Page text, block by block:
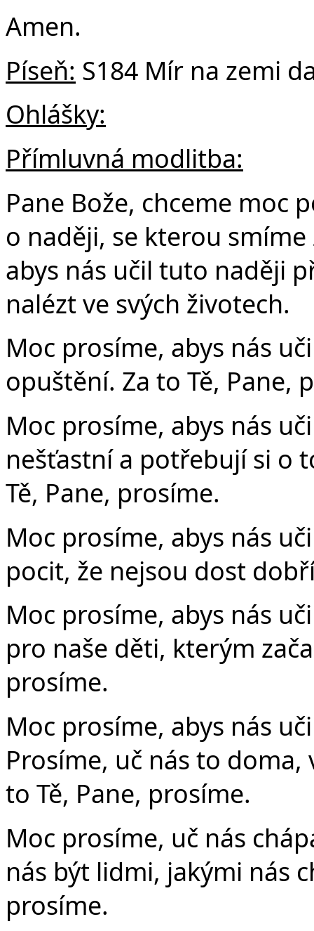
Amen.
Píseň: S184 Mír na zemi
Ohlášky:
Přímluvná modlitba:
Pane Bože, chceme moc
o naději, se kterou
abys nás učil tuto naději
nalézt ve svých životech.
Moc prosíme, abys nás
opuštění. Za to Tě, Pane,
Moc prosíme, abys nás
nešťastní a potřebují si o
Tě, Pane, prosíme.
Moc prosíme, abys nás
pocit, že nejsou dost
Moc prosíme, abys nás
pro naše děti, kterým
prosíme.
Moc prosíme, abys nás
Prosíme, uč nás to doma,
to Tě, Pane, prosíme.
Moc prosíme, uč nás
nás být lidmi, jakými nás
prosíme.